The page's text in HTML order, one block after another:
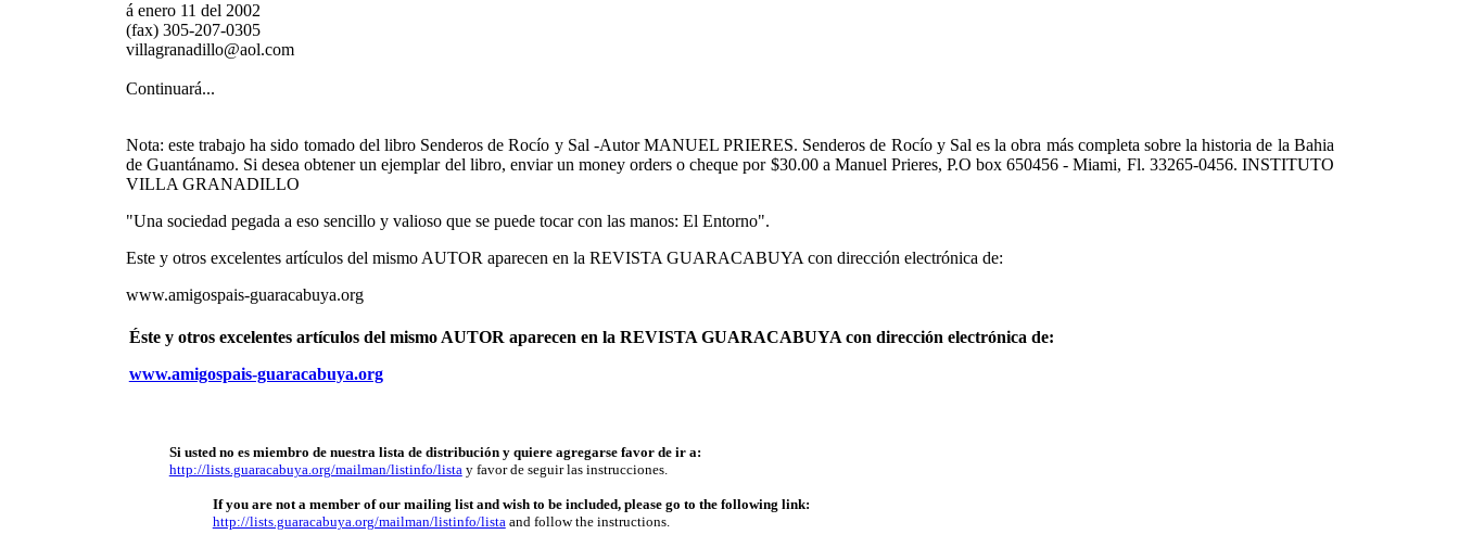
á enero 11 del 2002
(fax) 305-207-0305
villagranadillo@aol.com
Continuará...
Nota: este trabajo ha sido tomado del libro Senderos de Rocío y Sal -Autor MANUEL PRIERES. Senderos de Rocío y Sal es la obra más completa sobre la historia de la Bahia
de Guantánamo. Si desea obtener un ejemplar del libro, enviar un money orders o cheque por $30.00 a Manuel Prieres, P.O box 650456 - Miami, Fl. 33265-0456. INSTITUTO
VILLA GRANADILLO
"Una sociedad pegada a eso sencillo y valioso que se puede tocar con las manos: El Entorno".
Este y otros excelentes artículos del mismo AUTOR aparecen en la REVISTA GUARACABUYA con dirección electrónica de:
www.amigospais-guaracabuya.org
Éste y otros excelentes artículos del mismo AUTOR aparecen en la REVISTA GUARACABUYA con dirección electrónica de:
www.amigospais-guaracabuya.org
Si usted no es miembro de nuestra lista de distribución y quiere agregarse favor de ir a:
http://lists.guaracabuya.org/mailman/listinfo/listay favor de seguir las instrucciones.
If you are not a member of our mailing list and wish to be included, please go to the following link:
http://lists.guaracabuya.org/mailman/listinfo/listaand follow the instructions.